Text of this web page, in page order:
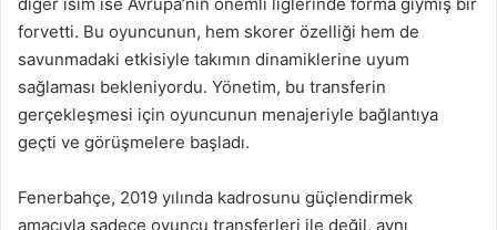
forvetti. Bu oyuncunun, hem skorer özelliği hem de
savunmadaki etkisiyle takımın dinamiklerine uyum
sağlaması bekleniyordu. Yönetim, bu transferin
gerçekleşmesi için oyuncunun menajeriyle bağlantıya
geçti ve görüşmelere başladı.
Fenerbahçe, 2019 yılında kadrosunu güçlendirmek
amacıyla sadece oyuncu transferleri ile değil, aynı